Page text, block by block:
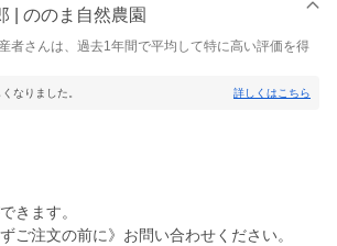
| ののま自然農園
者さんは、過去1年間で平均して特に高い評価を得
なりました。 詳しくはこちら
きます。
ご注文の前に》お問い合わせください。